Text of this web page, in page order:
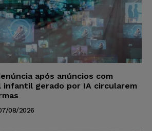
após anúncios com
infantil gerado por IA circularem
08/2026